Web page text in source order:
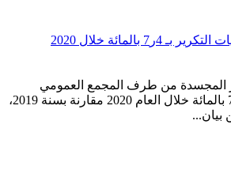
بالمائة خلال 2020
المجسدة من طرف المجمع العمومي
"سوناطراك" بنسبة 4ر7 بالمائة خلال العام 2020 مقارنة بسنة 2019،
بيان...